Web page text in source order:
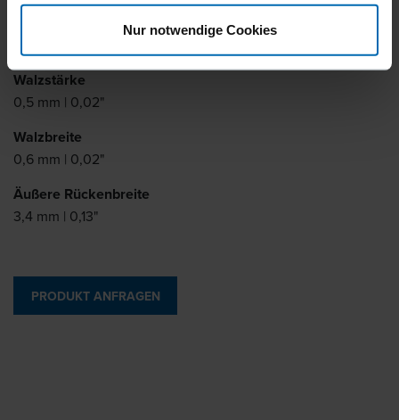
Nur notwendige Cookies
Walzstärke
0,5 mm | 0,02"
Walzbreite
0,6 mm | 0,02"
Äußere Rückenbreite
3,4 mm | 0,13"
PRODUKT ANFRAGEN